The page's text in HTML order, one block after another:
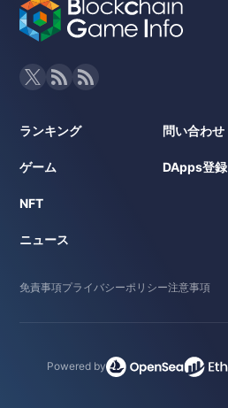
ランキング
ゲーム
NFT
ニュース
問い合わせ
DApps登録
免責事項プライバシーポリシー注意事項
Powered by